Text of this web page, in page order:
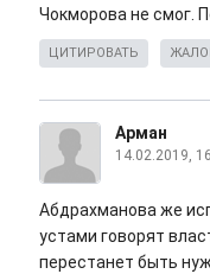
Чокморова не смог.
ЦИТИРОВАТЬ
Арман
14.02.2019,
Абдрахманова же
устами говорят
перестанет быть